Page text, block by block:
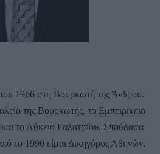
1966 στη Βουρκωτή της Άνδρου.
της Βουρκωτής, το Εμπειρίκειο
το Λύκειο Γαλατσίου. Σπούδασα
το 1990 είμαι Δικηγόρος Αθηνών.